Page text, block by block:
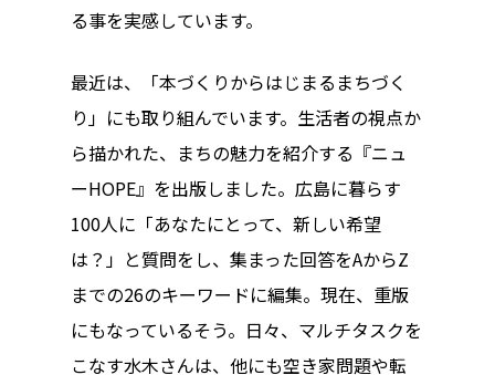
る事を実感しています。
最近は、「本づくりからはじまるまちづく
り」にも取り組んでいます。生活者の視点か
ら描かれた、まちの魅力を紹介する『ニュ
ーHOPE』を出版しました。広島に暮らす
100人に「あなたにとって、新しい希望
は？」と質問をし、集まった回答をAからZ
までの26のキーワードに編集。現在、重版
にもなっているそう。日々、マルチタスクを
こなす水木さんは、他にも空き家問題や転
ハイパー縁側@塩屋
ハイパー縁側@梅田
祭
ハイパー縁側@車山
Archives
Archives リスト表示
Category